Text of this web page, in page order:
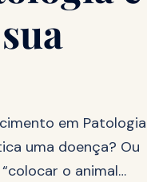
em Patologia
uma doença? Ou
o animal…